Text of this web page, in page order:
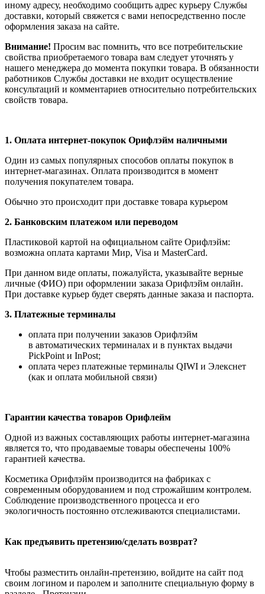
иному адресу, необходимо сообщить адрес курьеру Службы
доставки, который свяжется с вами непосредственно после
оформления заказа на сайте.
Внимание! Просим вас помнить, что все потребительские
свойства приобретаемого товара вам следует уточнять у
нашего менеджера до момента покупки товара. В обязанности
работников Службы доставки не входит осуществление
консультаций и комментариев относительно потребительских
свойств товара.
1. Оплата интернет-покупок Орифлэйм наличными
Один из самых популярных способов оплаты покупок в
интернет-магазинах. Оплата производится в момент
получения покупателем товара.
Обычно это происходит при доставке товара курьером
2. Банковским платежом или переводом
Пластиковой картой на официальном сайте Орифлэйм:
возможна оплата картами Мир, Visa и MasterCard.
При данном виде оплаты, пожалуйста, указывайте верные
личные (ФИО) при оформлении заказа Орифлэйм онлайн.
При доставке курьер будет сверять данные заказа и паспорта.
3. Платежные терминалы
оплата при получении заказов Орифлэйм
в автоматических терминалах и в пунктах выдачи
PickPoint и InPost;
оплата через платежные терминалы QIWI и Элекснет
(как и оплата мобильной связи)
Гарантии качества товаров Орифлейм
Одной из важных составляющих работы интернет-магазина
является то, что продаваемые товары обеспечены 100%
гарантией качества.
Косметика Орифлэйм производится на фабриках с
современным оборудованием и под строжайшим контролем.
Соблюдение производственного процесса и его
экологичность постоянно отслеживаются специалистами.
Как предъявить претензию/сделать возврат?
Чтобы разместить онлайн-претензию, войдите на сайт под
своим логином и паролем и заполните специальную форму в